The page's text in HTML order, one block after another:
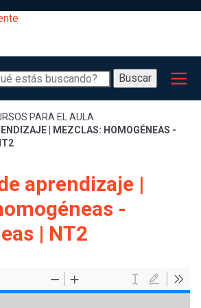
Buscar
PARA EL AULA
| MEZCLAS: HOMOGÉNEAS -
aprendizaje |
-
| NT2
registrarte.
Inicia sesión.